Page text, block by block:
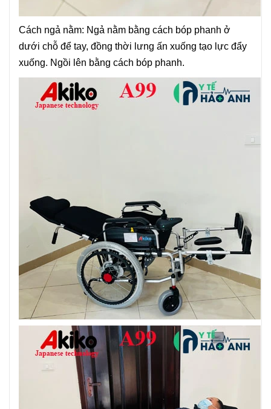
Cách ngả nằm: Ngả nằm bằng cách bóp phanh ở
dưới chỗ để tay, đồng thời lưng ấn xuống tạo lực đẩy
xuống. Ngồi lên bằng cách bóp phanh.